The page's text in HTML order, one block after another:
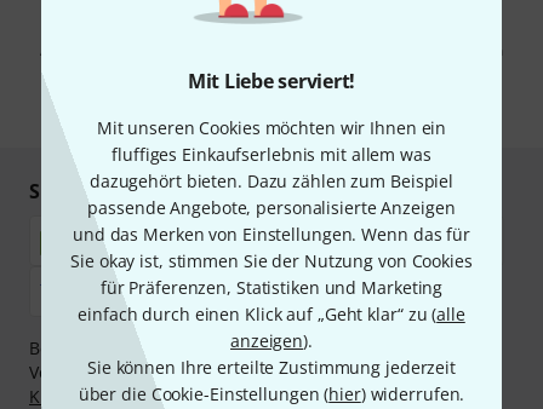
Mit Liebe serviert!
Mit unseren Cookies möchten wir Ihnen ein
fluffiges Einkaufserlebnis mit allem was
dazugehört bieten. Dazu zählen zum Beispiel
passende Angebote, personalisierte Anzeigen
und das Merken von Einstellungen. Wenn das für
Sie okay ist, stimmen Sie der Nutzung von Cookies
für Präferenzen, Statistiken und Marketing
einfach durch einen Klick auf „Geht klar“ zu (alle
anzeigen).
Sie können Ihre erteilte Zustimmung jederzeit
über die Cookie-Einstellungen (hier) widerrufen.
Mit Klick auf „Jetzt anmelden“ stimmen Sie dem Erhalt von E-Mail-
Werbung und einer Messung des E-Mail-Nutzungsverhaltens zu. Die
Abmeldung ist jederzeit möglich. Weitere Informationen finden Sie in
unseren
Datenschutzhinweisen
Sicher einkaufen & bezahlen
Bezahlen Sie vertraulich und sicher per Nachnahme,
Vorkasse, PayPal, Amazon Pay,Klarna Sofort bezahlen
Klarna Ratenzahlungoder Kreditkarte.